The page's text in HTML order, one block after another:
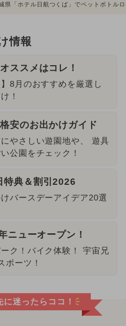
県「ホテル日航つくば」でペットボトル
情報
ススメはコレ！
】8月のおすすめを厳選し
！
安のお出かけガイド
やさしい遊園地や、 遊具
公園をチェック！
特典＆割引2026
バースデーアイデア20選
ニューオープン！
ク！バイク体験！ 宇宙兄
ポーツ！
に迷ったらココ！